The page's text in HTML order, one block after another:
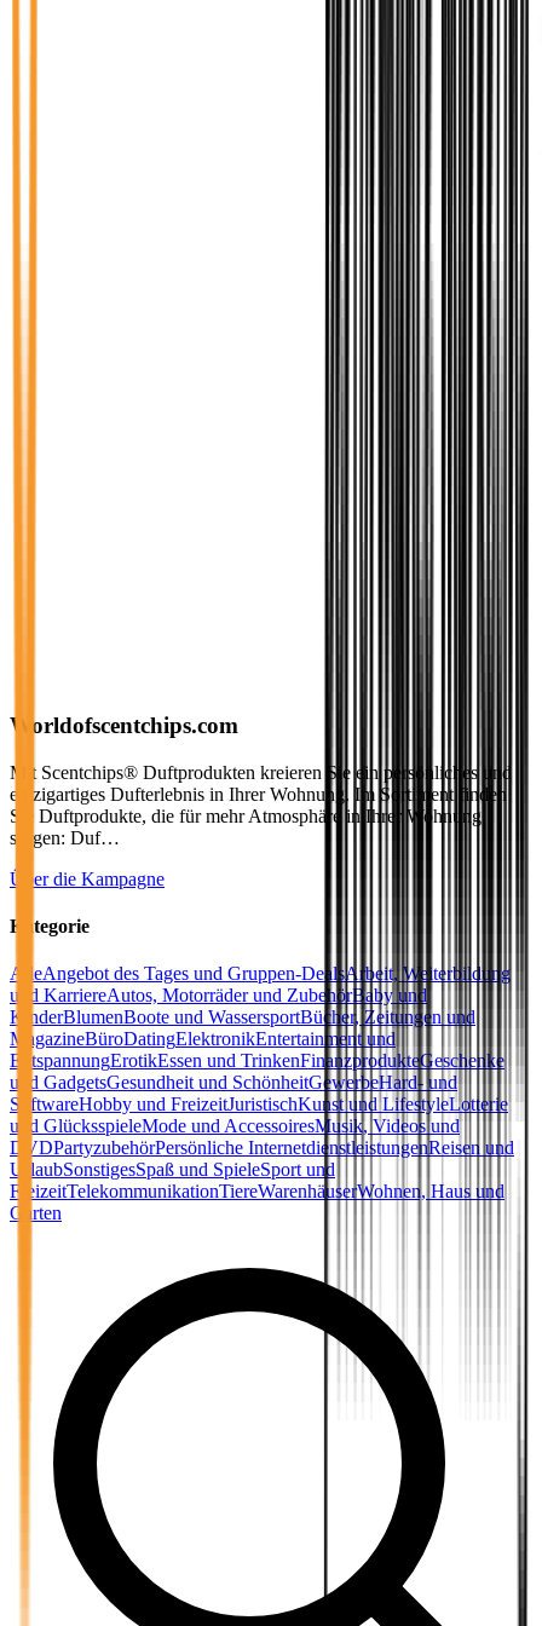
Worldofscentchips.com
Mit Scentchips® Duftprodukten kreieren Sie ein persönliches und
einzigartiges Dufterlebnis in Ihrer Wohnung. Im Sortiment finden
Sie Duftprodukte, die für mehr Atmosphäre in Ihrer Wohnung
sorgen: Duf…
Über die Kampagne
Kategorie
AlleAngebot des Tages und Gruppen-DealsArbeit, Weiterbildung
und KarriereAutos, Motorräder und ZubehörBaby und
KinderBlumenBoote und WassersportBücher, Zeitungen und
MagazineBüroDatingElektronikEntertainment und
EntspannungErotikEssen und TrinkenFinanzprodukteGeschenke
und GadgetsGesundheit und SchönheitGewerbeHard- und
SoftwareHobby und FreizeitJuristischKunst und LifestyleLotterie
und GlücksspieleMode und AccessoiresMusik, Videos und
DVDPartyzubehörPersönliche InternetdienstleistungenReisen und
UrlaubSonstigesSpaß und SpieleSport und
FreizeitTelekommunikationTiereWarenhäuserWohnen, Haus und
Garten